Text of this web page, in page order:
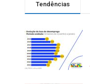
Tendências